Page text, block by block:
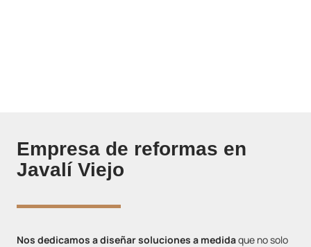
Empresa de reformas en
Javalí Viejo
Nos dedicamos a diseñar soluciones a medidaque no solo